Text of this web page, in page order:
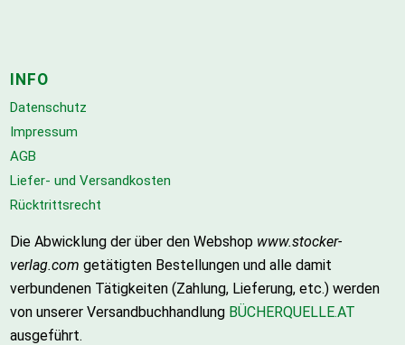
INFO
Datenschutz
Impressum
AGB
Liefer- und Versandkosten
Rücktrittsrecht
Die Abwicklung der über den Webshop www.stocker-
verlag.com getätigten Bestellungen und alle damit
verbundenen Tätigkeiten (Zahlung, Lieferung, etc.) werden
von unserer Versandbuchhandlung BÜCHERQUELLE.AT
ausgeführt.